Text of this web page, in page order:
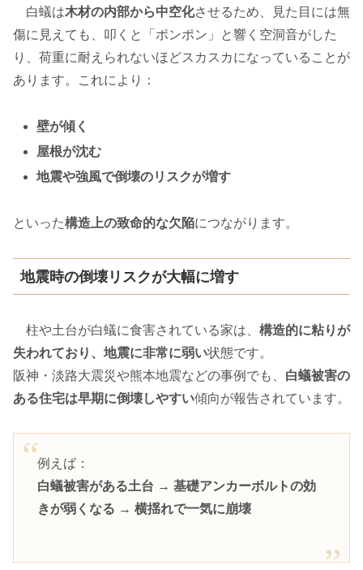
白蟻は木材の内部から中空化させるため、見た目には無
傷に見えても、叩くと「ポンポン」と響く空洞音がした
り、荷重に耐えられないほどスカスカになっていることが
あります。これにより：
壁が傾く
屋根が沈む
地震や強風で倒壊のリスクが増す
といった構造上の致命的な欠陥につながります。
地震時の倒壊リスクが大幅に増す
柱や土台が白蟻に食害されている家は、 構造的に粘りが
失われており、地震に非常に弱い状態です。
阪神・淡路大震災や熊本地震などの事例でも、 白蟻被害の
ある住宅は早期に倒壊しやすい傾向が報告されています。
例えば：
白蟻被害がある土台 → 基礎アンカーボルトの効
きが弱くなる → 横揺れで一気に崩壊